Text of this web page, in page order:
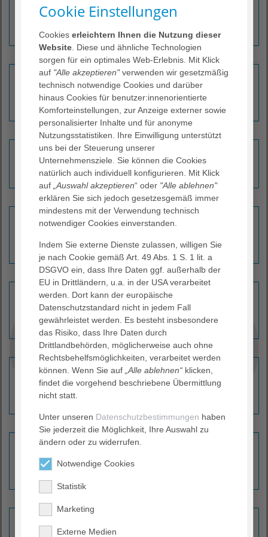
Allgemein- und Viszeralchirurgie
Erfahren Sie mehr ›
Anästhesie, Schmerz- und Intensivmedizin
Erfahren Sie mehr ›
Gynäkologie und Geburtshilfe
Erfahren Sie mehr ›
Innere Medizin
Erfahren Sie mehr ›
Kardiologie
Kinder- und Jugendmedizin
Neurologie
Cookie Einstellungen
Cookieserleichtern Ihnen die Nutzung dieser
Website . Diese und ähnliche Technologien
sorgen für ein optimales Web-Erlebnis. Mit Klick
auf "Alle akzeptieren"verwenden wir gesetzmäßig
technisch notwendige Cookies und darüber
hinaus Cookies für benutzer:innenorientierte
Komforteinstellungen, zur Anzeige externer sowie
personalisierter Inhalte und für anonyme
Nutzungsstatistiken. Ihre Einwilligung unterstützt
uns bei der Steuerung unserer
Unternehmensziele. Sie können die Cookies
natürlich auch individuell konfigurieren. Mit Klick
auf „Auswahl akzeptieren“ oder "Alle ablehnen"
erklären Sie sich jedoch gesetzesgemäß immer
mindestens mit der Verwendung technisch
notwendiger Cookies einverstanden.
Indem Sie externe Dienste zulassen, willigen Sie
je nach Cookie gemäß Art. 49 Abs. 1 S. 1 lit. a
DSGVO ein, dass Ihre Daten ggf. außerhalb der
EU in Drittländern, u.a. in der USA verarbeitet
werden. Dort kann der europäische
Datenschutzstandard nicht in jedem Fall
gewährleistet werden. Es besteht insbesondere
das Risiko, dass Ihre Daten durch
Drittlandbehörden, möglicherweise auch ohne
Rechtsbehelfsmöglichkeiten, verarbeitet werden
können. Wenn Sie auf „Alle ablehnen“ klicken,
findet die vorgehend beschriebene Übermittlung
nicht statt.
Unter unseren Datenschutzbestimmungen haben
Sie jederzeit die Möglichkeit, Ihre Auswahl zu
ändern oder zu widerrufen.
Notwendige Cookies
Statistik
Marketing
Externe Medien